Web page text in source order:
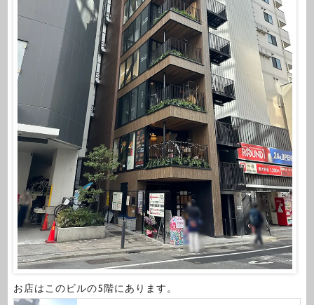
お店はこのビルの5階にあります。